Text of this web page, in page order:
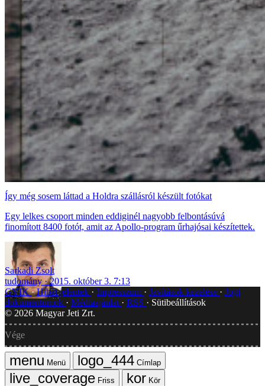
Így még sosem láttad a Holdra szállásról készült fotókat
Egy lelkes csoport minden eddiginél nagyobb felbontásúvá
finomított 8400 fotót, amit az Apollo-program űrhajósai készítettek.
Sarkadi Zsolt
tudomány
2015. október 3. 7:13
GYIK Hibát jelentek Impresszum Javítások kezelése
Jogi
dokumentumok
Médiaajánlat RSS
Sütibeállítások
© 2026 Magyar Jeti Zrt.
Vége
Menü
Címlap
Friss
Kör